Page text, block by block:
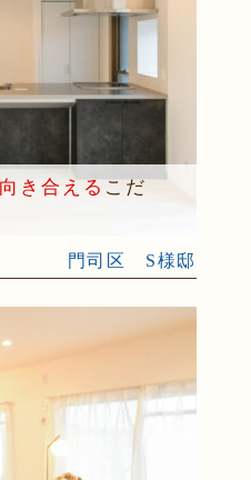
き合える こだ
門司区 S様邸